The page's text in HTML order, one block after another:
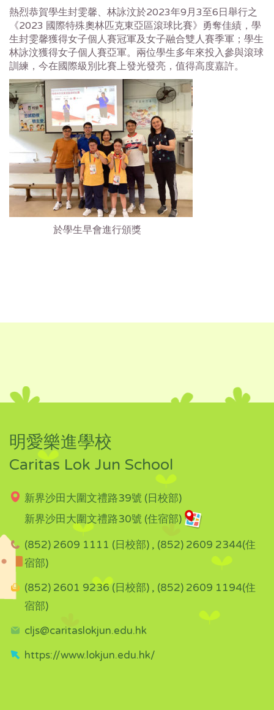
熱烈恭賀學生封雯馨、林詠汶於2023年9月3至6日舉行之
《2023 國際特殊奧林匹克東亞區滾球比賽》勇奪佳績，學
生封雯馨獲得女子個人賽冠軍及女子融合雙人賽季軍；學生
林詠汶獲得女子個人賽亞軍。兩位學生多年來投入參與滾球
訓練，今在國際級別比賽上發光發亮，值得高度嘉許。
於學生早會進行頒獎
明愛樂進學校
Caritas Lok Jun School
新界沙田大圍文禮路39號 (日校部)
新界沙田大圍文禮路30號 (住宿部)
(852) 2609 1111 (日校部) , (852) 2609 2344(住
宿部)
(852) 2601 9236 (日校部) , (852) 2609 1194(住
宿部)
cljs@caritaslokjun.edu.hk
https://www.lokjun.edu.hk/